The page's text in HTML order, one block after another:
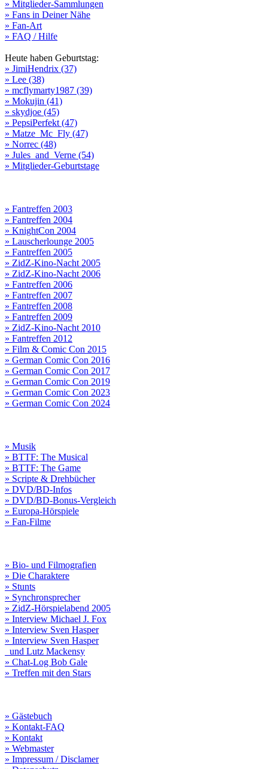
» Mitglieder-Sammlungen
» Fans in Deiner Nähe
» Fan-Art
» FAQ / Hilfe
Heute haben Geburtstag:
» JimiHendrix (37)
» Lee (38)
» mcflymarty1987 (39)
» Mokujin (41)
» skydjoe (45)
» PepsiPerfekt (47)
» Matze_Mc_Fly (47)
» Norrec (48)
» Jules_and_Verne (54)
» Mitglieder-Geburtstage
» Fantreffen 2003
» Fantreffen 2004
» KnightCon 2004
» Lauscherlounge 2005
» Fantreffen 2005
» ZidZ-Kino-Nacht 2005
» ZidZ-Kino-Nacht 2006
» Fantreffen 2006
» Fantreffen 2007
» Fantreffen 2008
» Fantreffen 2009
» ZidZ-Kino-Nacht 2010
» Fantreffen 2012
» Film & Comic Con 2015
» German Comic Con 2016
» German Comic Con 2017
» German Comic Con 2019
» German Comic Con 2023
» German Comic Con 2024
» Musik
» BTTF: The Musical
» BTTF: The Game
» Scripte & Drehbücher
» DVD/BD-Infos
» DVD/BD-Bonus-Vergleich
» Europa-Hörspiele
» Fan-Filme
» Bio- und Filmografien
» Die Charaktere
» Stunts
» Synchronsprecher
» ZidZ-Hörspielabend 2005
» Interview Michael J. Fox
» Interview Sven Hasper
» Interview Sven Hasper
und Lutz Mackensy
» Chat-Log Bob Gale
» Treffen mit den Stars
» Gästebuch
» Kontakt-FAQ
» Kontakt
» Webmaster
» Impressum / Disclamer